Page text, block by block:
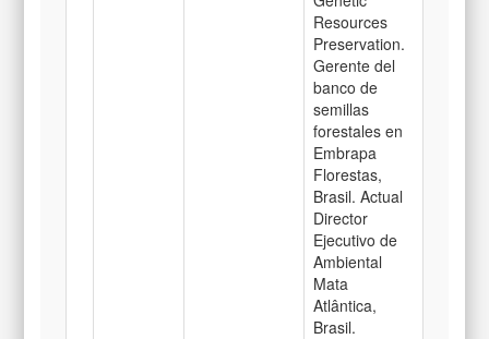
Resources
Preservation.
Gerente del
banco de
semillas
forestales en
Embrapa
Florestas,
Brasil. Actual
Director
Ejecutivo de
Ambiental
Mata
Atlântica,
Brasil.